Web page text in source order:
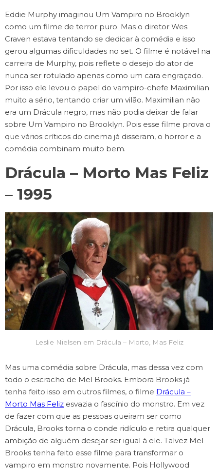
Eddie Murphy imaginou Um Vampiro no Brooklyn
como um filme de terror puro. Mas o diretor Wes
Craven estava tentando se dedicar à comédia e isso
gerou algumas dificuldades no set. O filme é notável na
carreira de Murphy, pois reflete o desejo do ator de
nunca ser rotulado apenas como um cara engraçado.
Por isso ele levou o papel do vampiro-chefe Maximilian
muito a sério, tentando criar um vilão. Maximilian não
era um Drácula negro, mas não podia deixar de falar
sobre Um Vampiro no Brooklyn. Pois esse filme prova o
que vários críticos do cinema já disseram, o horror e a
comédia combinam muito bem.
Drácula – Morto Mas Feliz
– 1995
Leslie Nielsen em Drácula – Morto, Mas Feliz
Mas uma comédia sobre Drácula, mas dessa vez com
todo o escracho de Mel Brooks. Embora Brooks já
tenha feito isso em outros filmes, o filme Drácula –
Morto Mas Feliz esvazia o fascínio do monstro. Em vez
de fazer com que as pessoas queiram ser como
Drácula, Brooks torna o conde ridículo e retira qualquer
ambição de alguém desejar ser igual à ele. Talvez Mel
Brooks tenha feito esse filme para transformar o
vampiro em monstro novamente. Pois Hollywood